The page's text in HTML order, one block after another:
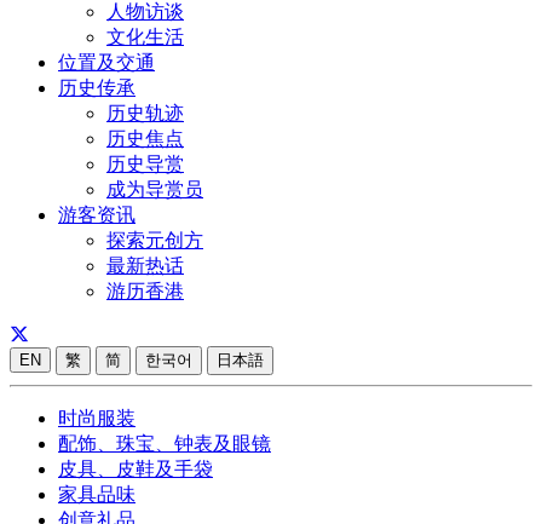
人物访谈
文化生活
位置及交通
历史传承
历史轨迹
历史焦点
历史导赏
成为导赏员
游客资讯
探索元创方
最新热话
游历香港
EN 繁 简 한국어 日本語
时尚服装
配饰、珠宝、钟表及眼镜
皮具、皮鞋及手袋
家具品味
创意礼品